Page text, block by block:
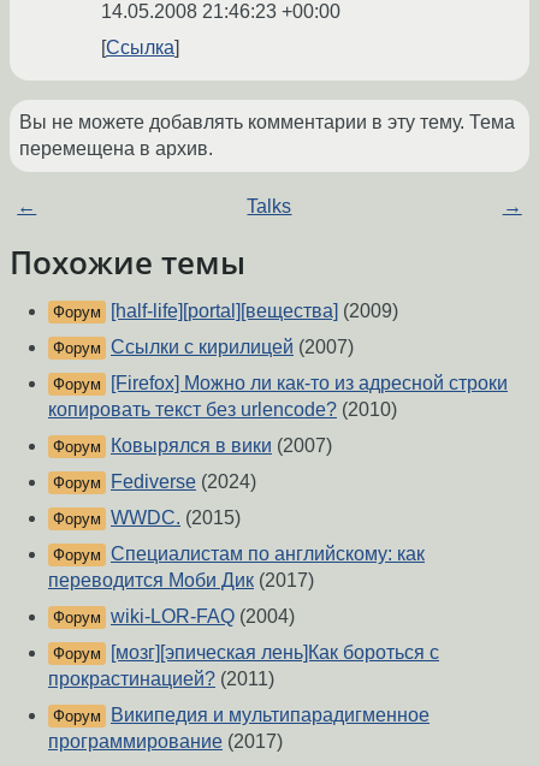
14.05.2008 21:46:23 +00:00
Ссылка
Вы не можете добавлять комментарии в эту тему. Тема
перемещена в архив.
← Talks →
Похожие темы
Форум [half-life][portal][вещества] (2009)
Форум Ссылки с кирилицей (2007)
Форум
[Firefox] Можно ли как-то из адресной строки
копировать текст без urlencode? (2010)
Форум Ковырялся в вики (2007)
Форум Fediverse (2024)
Форум WWDC. (2015)
Форум Специалистам по английскому: как
переводится Моби Дик (2017)
Форум wiki-LOR-FAQ (2004)
Форум
[мозг][эпическая лень]Как бороться с
прокрастинацией? (2011)
Форум
Википедия и мультипарадигменное
программирование (2017)